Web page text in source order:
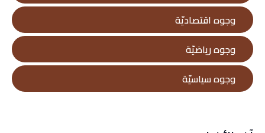
وجوه اقتصاديّة
وجوه رياضيّة
وجوه سياسيّة